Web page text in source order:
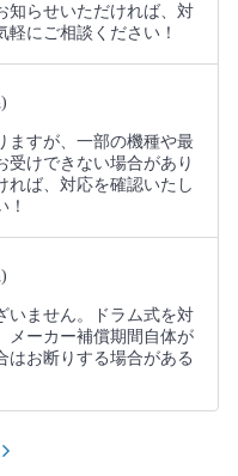
知らせいただければ、対
にご相談ください！
ますが、一部の機種や最
受けできない場合があり
れば、対応を確認いたし
！
いません。ドラム式を対
メーカー補償期間自体が
はお断りする場合がある